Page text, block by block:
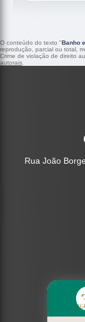
O conteúdo do texto "Banho
reprodução, parcial ou total,
Crime de violação de direito
autorais
Rua João